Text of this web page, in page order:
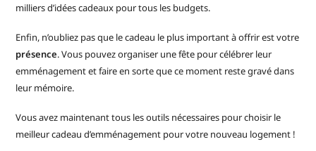
milliers d’idées cadeaux pour tous les budgets.
Enfin, n’oubliez pas que le cadeau le plus important à offrir est votre
présence. Vous pouvez organiser une fête pour célébrer leur
emménagement et faire en sorte que ce moment reste gravé dans
leur mémoire.
Vous avez maintenant tous les outils nécessaires pour choisir le
meilleur cadeau d’emménagement pour votre nouveau logement !